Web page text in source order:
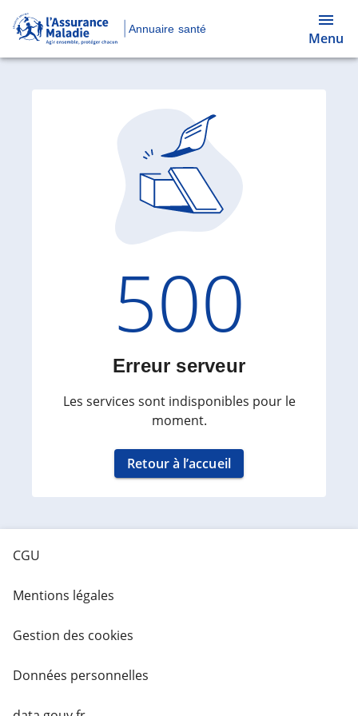
Annuaire santé
Menu
Code
500
Erreur serveur
Les services sont indisponibles pour le
moment.
Retour à l’accueil
CGU
Mentions légales
Gestion des cookies
Données personnelles